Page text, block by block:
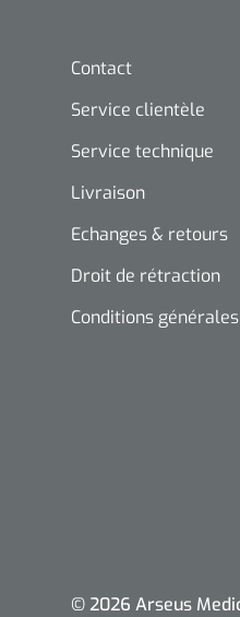
Contact
Service clientèle
Service technique
Livraison
Echanges & retours
Droit de rétraction
Conditions générales
© 2026 Arseus